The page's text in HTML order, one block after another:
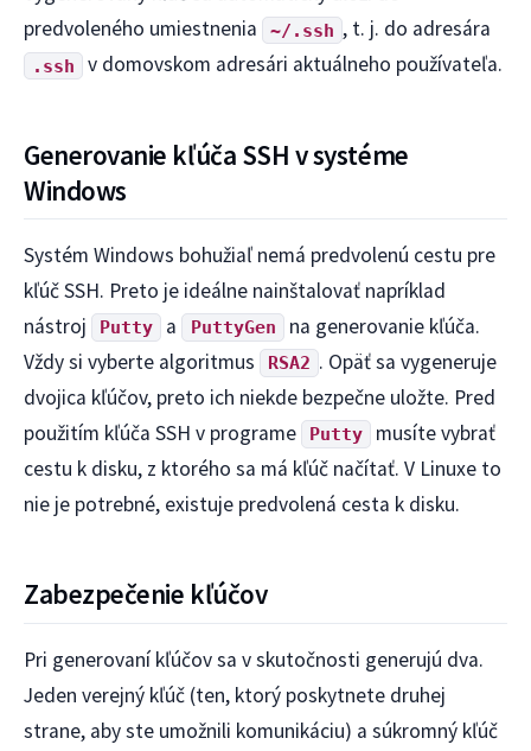
predvoleného umiestnenia
~/.ssh , t. j. do adresára
.ssh v domovskom adresári aktuálneho používateľa.
Generovanie kľúča SSH v systéme
Windows
Systém Windows bohužiaľ nemá predvolenú cestu pre
kľúč SSH. Preto je ideálne nainštalovať napríklad
nástroj
Putty a PuttyGen
na generovanie kľúča.
Vždy si vyberte algoritmus
RSA2 . Opäť sa vygeneruje
dvojica kľúčov, preto ich niekde bezpečne uložte. Pred
použitím kľúča SSH v programe
Putty
musíte vybrať
cestu k disku, z ktorého sa má kľúč načítať. V Linuxe to
nie je potrebné, existuje predvolená cesta k disku.
Zabezpečenie kľúčov
Pri generovaní kľúčov sa v skutočnosti generujú dva.
Jeden verejný kľúč (ten, ktorý poskytnete druhej
strane, aby ste umožnili komunikáciu) a súkromný kľúč